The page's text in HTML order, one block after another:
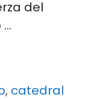
del
…
, catedral